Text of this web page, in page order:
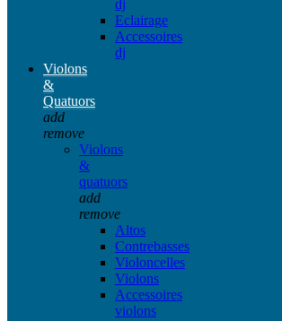
dj
Eclairage
Accessoires
dj
Violons
&
Quatuors
add
remove
Violons
&
quatuors
add
remove
Altos
Contrebasses
Violoncelles
Violons
Accessoires
violons